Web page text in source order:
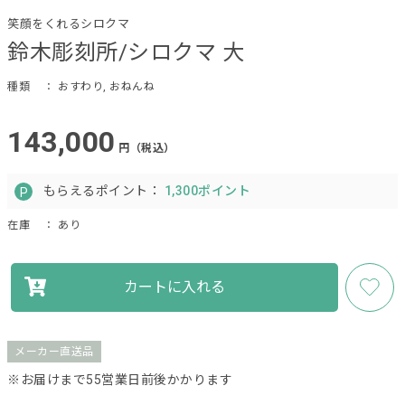
鈴木彫刻所/シロクマ 大
笑顔をくれるシロクマ
種類 ： おすわり, おねんね
143,000 円（税込）
もらえるポイント： 1,300ポイント
在庫 ： あり
カートに入れる
メーカー直送品
※お届けまで55営業日前後かかります